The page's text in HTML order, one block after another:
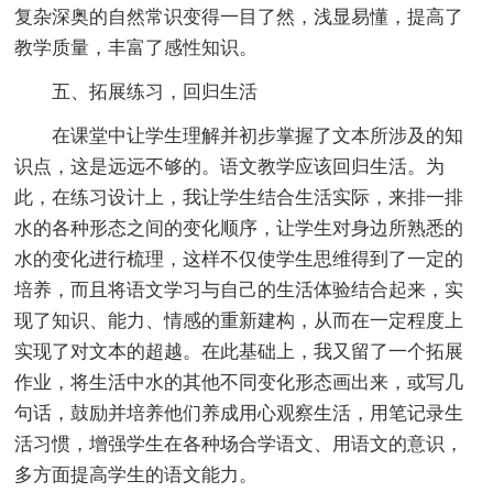
复杂深奥的自然常识变得一目了然，浅显易懂，提高了
教学质量，丰富了感性知识。
五、拓展练习，回归生活
在课堂中让学生理解并初步掌握了文本所涉及的知
识点，这是远远不够的。语文教学应该回归生活。为
此，在练习设计上，我让学生结合生活实际，来排一排
水的各种形态之间的变化顺序，让学生对身边所熟悉的
水的变化进行梳理，这样不仅使学生思维得到了一定的
培养，而且将语文学习与自己的生活体验结合起来，实
现了知识、能力、情感的重新建构，从而在一定程度上
实现了对文本的超越。在此基础上，我又留了一个拓展
作业，将生活中水的其他不同变化形态画出来，或写几
句话，鼓励并培养他们养成用心观察生活，用笔记录生
活习惯，增强学生在各种场合学语文、用语文的意识，
多方面提高学生的语文能力。